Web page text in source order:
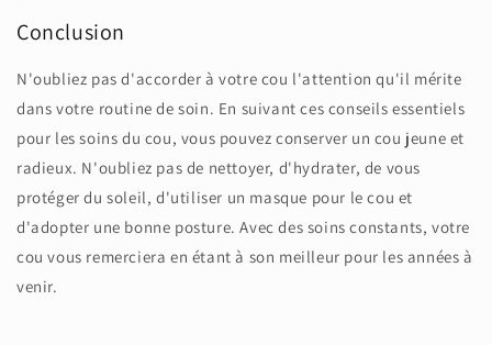
Conclusion
N'oubliez pas d'accorder à votre cou l'attention qu'il mérite
dans votre routine de soin. En suivant ces conseils essentiels
pour les soins du cou, vous pouvez conserver un cou jeune et
radieux. N'oubliez pas de nettoyer, d'hydrater, de vous
protéger du soleil, d'utiliser un masque pour le cou et
d'adopter une bonne posture. Avec des soins constants, votre
cou vous remerciera en étant à son meilleur pour les années à
venir.